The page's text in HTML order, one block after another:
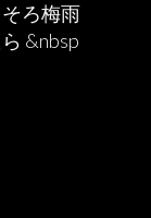
ろ梅雨
&nbsp